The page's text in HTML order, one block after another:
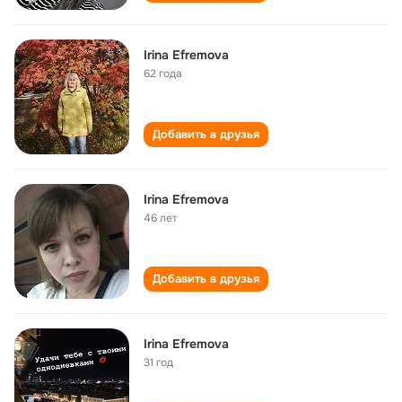
Irina Efremova
62 года
Добавить в друзья
Irina Efremova
46 лет
Добавить в друзья
Irina Efremova
31 год